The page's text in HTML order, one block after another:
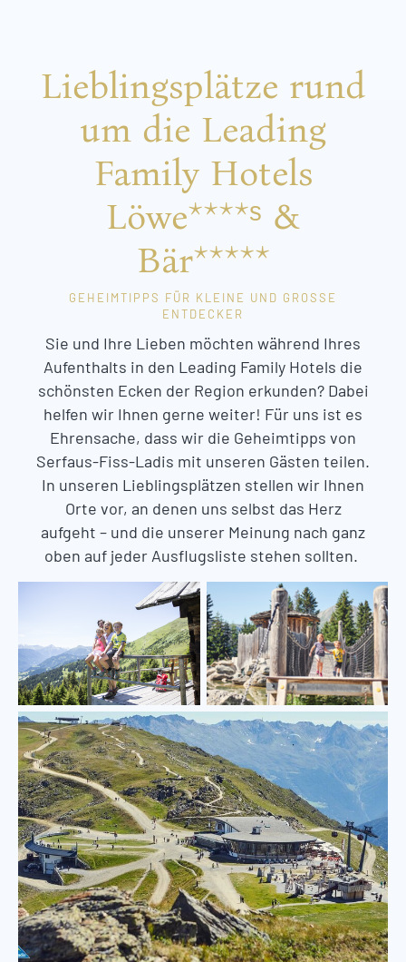
Lieblingsplätze rund
um die Leading
Family Hotels
Löwe****ˢ &
Bär*****
GEHEIMTIPPS FÜR KLEINE UND GROSSE E
NTDECKER
Sie und Ihre Lieben möchten während Ihres
Aufenthalts in den Leading Family Hotels die
schönsten Ecken der Region erkunden? Dabei
helfen wir Ihnen gerne weiter! Für uns ist es
Ehrensache, dass wir die Geheimtipps von
Serfaus-Fiss-Ladis mit unseren Gästen teilen.
In unseren Lieblingsplätzen stellen wir Ihnen
Orte vor, an denen uns selbst das Herz
aufgeht – und die unserer Meinung nach ganz
oben auf jeder Ausflugsliste stehen sollten.